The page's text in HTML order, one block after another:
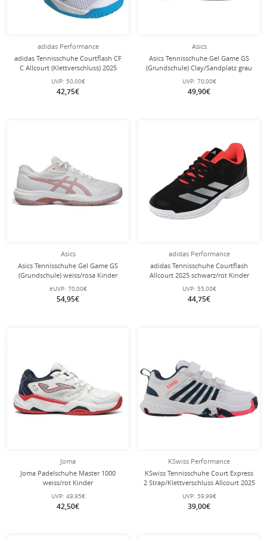
adidas Performance
adidas Tennisschuhe Courtflash CF
C Allcourt (Klettverschluss) 2025
weiss/blau Kinder
UVP: 50,00€
42,75€
Asics
Asics Tennisschuhe Gel Game GS
(Grundschule) Clay/Sandplatz grau
Kinder
UVP: 70,00€
49,90€
Asics
Asics Tennisschuhe Gel Game GS
(Grundschule) weiss/rosa Kinder
eUVP: 70,00€
54,95€
adidas Performance
adidas Tennisschuhe Courtflash
Allcourt 2025 schwarz/rot Kinder
UVP: 55,00€
44,75€
Joma
Joma Padelschuhe Master 1000
weiss/rot Kinder
UVP: 49,95€
42,50€
KSwiss Performance
KSwiss Tennisschuhe Court Express
2 Strap/Klettverschluss Allcourt 2025
weiss Klein-/Kinder
UVP: 59,99€
39,00€